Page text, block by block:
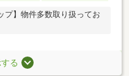
プ】物件多数取り扱ってお
る